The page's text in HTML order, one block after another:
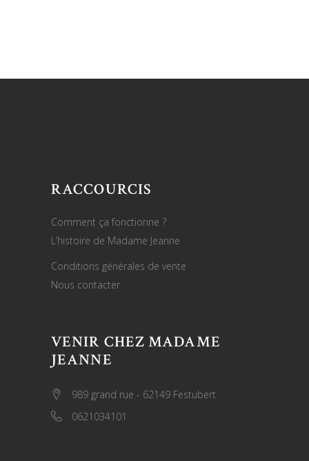
RACCOURCIS
Comment ça fonctionne ?
L’histoire de Madame Jeanne
Conditions générales de vente
Nous contacter
VENIR CHEZ MADAME
JEANNE
989 grand rue - 62149 Festubert
0621034101